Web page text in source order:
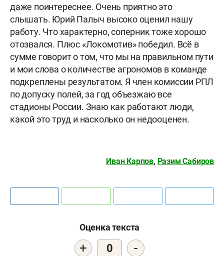
даже поинтереснее. Очень приятно это
слышать. Юрий Палыч высоко оценил нашу
работу. Что характерно, соперник тоже хорошо
отозвался. Плюс «Локомотив» победил. Всё в
сумме говорит о том, что мы на правильном пути
и мои слова о количестве агрономов в команде
подкреплены результатом. Я член комиссии РПЛ
по допуску полей, за год объезжаю все
стадионы России. Знаю как работают люди,
какой это труд и насколько он недооценен.
Иван Карпов, Разим Сабиров
Оценка текста
+ 0 -